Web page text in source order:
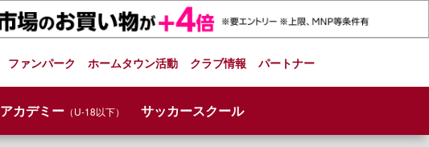
アカデミー（U-18以下） サッカースクール
ファンパーク ホームタウン活動 クラブ情報 パートナー